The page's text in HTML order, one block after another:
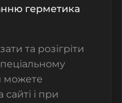
герметика
та розігріти
можете
і при